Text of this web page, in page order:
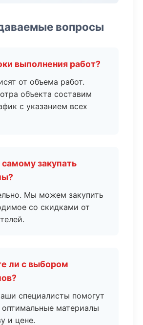
вопросы
выполнения работ?
от объема работ.
объекта составим
с указанием всех
закупать
Мы можем закупить
со скидками от
ли с выбором
специалисты помогут
оптимальные материалы
и цене.